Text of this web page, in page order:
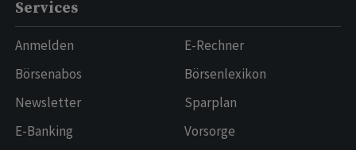
Services
Anmelden
Börsenabos
Newsletter
E-Banking
E-Rechner
Börsenlexikon
Sparplan
Vorsorge